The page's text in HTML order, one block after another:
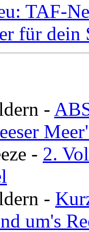
TAF-
für dein
-
- 2.
-
um's